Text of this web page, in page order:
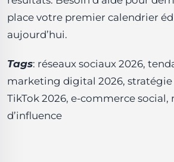
place votre premier calendrier
aujourd’hui.
Tags: réseaux sociaux 2026,
marketing digital 2026, stratégie
TikTok 2026, e-commerce
d’influence